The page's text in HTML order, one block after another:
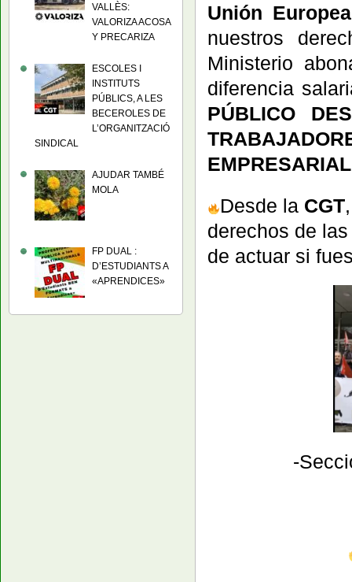
Unión
nuestros
Ministerio
diferencia
PÚBLICO
Desde la CGT
derechos de
de actuar si
​-
VALLÈS:
VALORIZA ACOSA
Y PRECARIZA
ESCOLES I
INSTITUTS
PÚBLICS, A LES
BECEROLES DE
L’ORGANITZACIÓ
SINDICAL
AJUDAR TAMBÉ
MOLA
FP DUAL :
D’ESTUDIANTS A
«APRENDICES»